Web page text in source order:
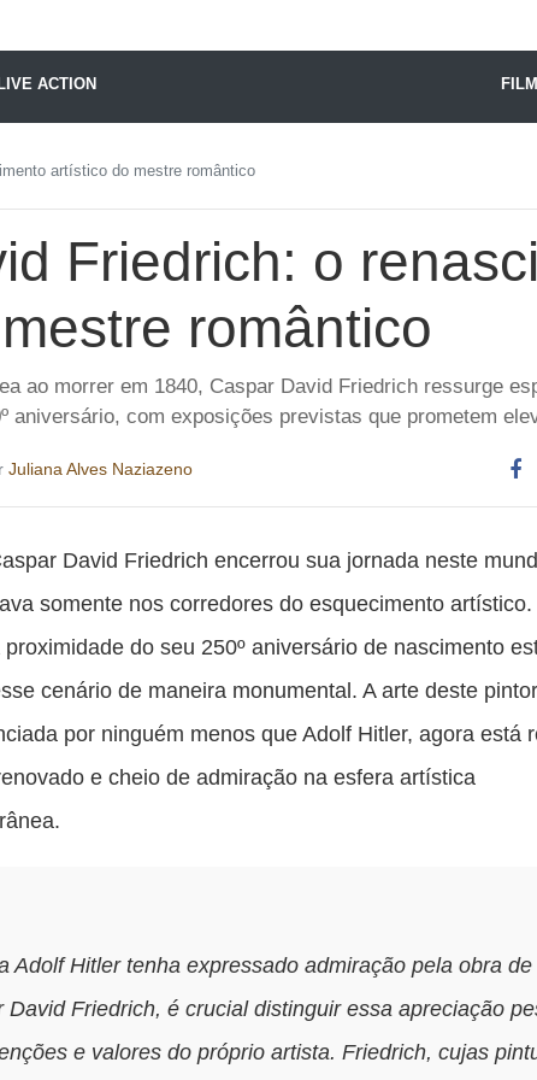
ACTION
artístico do mestre romântico
Friedrich: o
romântico
ao morrer em 1840, Caspar David Friedrich ressurge
aniversário, com exposições previstas que prometem
Juliana Alves Naziazeno
David Friedrich encerrou sua jornada neste
somente nos corredores do esquecimento artístico.
do seu 250º aniversário de nascimento
cenário de maneira monumental. A arte deste
por ninguém menos que Adolf Hitler, agora está
e cheio de admiração na esfera artística
Adolf Hitler tenha expressado admiração pela obra de
David Friedrich, é crucial distinguir essa apreciação
e valores do próprio artista. Friedrich, cujas